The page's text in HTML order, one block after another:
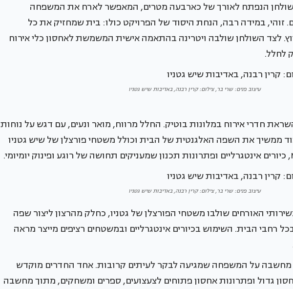
שולחן הנפתח לאורך של כארבעה מטרים, המאפשר לארח את המשפחה
זוהי, במידה רבה, הנחת היסוד של הפרויקט כולו: בית שמחזיק את כל
לצד השולחן שולבה ויטרינה בהתאמה אישית המשמשת לאחסון כלי אירוח
לחלל.
עיצוב פנים: שרי בר, צילום: קרין רבנה, באדיבות שיש גטניו
חדרי אירוח במלונות בוטיק. החלל מרווח, מואר ונעים, עם דגש על נוחות
ממשיך את השפה האלגנטית של הבית וכולל משטחי פורצלן של שיש גטניו
עיצוב פנים: שרי בר, צילום: קרין רבנה, באדיבות שיש גטניו
האורחים שולבו משטחי הפורצלן של גטניו, כחלק מהרצון ליצור שפה
רחבי הבית. השימוש בכיורים אינטגרליים ובמשטחים רציפים מייצר מראה
מחשבה על המשפחה שמגיעה לבקר לעיתים קרובות. אחד החדרים מוקדש
גדול ופתרונות אחסון פתוחים לצעצועים, ספרים ומשחקים, מתוך מחשבה